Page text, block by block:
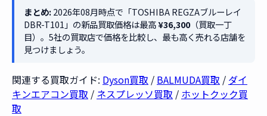
まとめ:2026年08月時点で「TOSHIBA REGZAブルーレイ
DBR-T101」の新品買取価格は最高¥36,300（買取一丁
目）。5社の買取店で価格を比較し、最も高く売れる店舗を
見つけましょう。
関連する買取ガイド: Dyson買取 / BALMUDA買取 / ダイ
キンエアコン買取 / ネスプレッソ買取 / ホットクック買
取